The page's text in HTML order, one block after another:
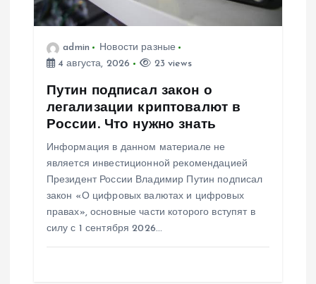
admin
Новости разные
4 августа, 2026
23 views
Путин подписал закон о
легализации криптовалют в
России. Что нужно знать
Информация в данном материале не
является инвестиционной рекомендацией
Президент России Владимир Путин подписал
закон «О цифровых валютах и цифровых
правах», основные части которого вступят в
силу с 1 сентября 2026…